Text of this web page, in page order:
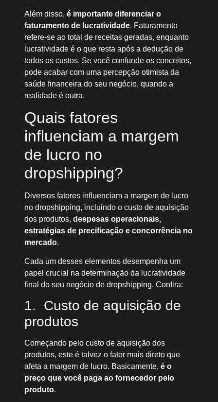
Além disso, é importante diferenciar o
faturamento de lucratividade. Faturamento
refere-se ao total de receitas geradas, enquanto
lucratividade é o que resta após a dedução de
todos os custos. Se você confunde os conceitos,
pode acabar com uma percepção otimista da
saúde financeira do seu negócio, quando a
realidade é outra.
Quais fatores
influenciam a margem
de lucro no
dropshipping?
Diversos fatores influenciam a margem de lucro
no dropshipping, incluindo o custo de aquisição
dos produtos, despesas operacionais,
estratégias de precificação e concorrência no
mercado.
Cada um desses elementos desempenha um
papel crucial na determinação da lucratividade
final do seu negócio de dropshipping. Confira:
1. Custo de aquisição de
produtos
Começando pelo custo de aquisição dos
produtos, este é talvez o fator mais direto que
afeta a margem de lucro. Basicamente, é o
preço que você paga ao fornecedor pelo
produto.